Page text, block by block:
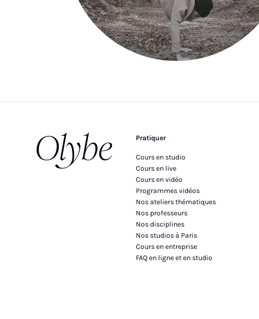
Pratiquer
Cours en studio
Cours en live
Cours en vidéo
Programmes vidéos
Nos ateliers thématiques
Nos professeurs
Nos disciplines
Nos studios à Paris
Cours en entreprise
FAQ en ligne et en studio